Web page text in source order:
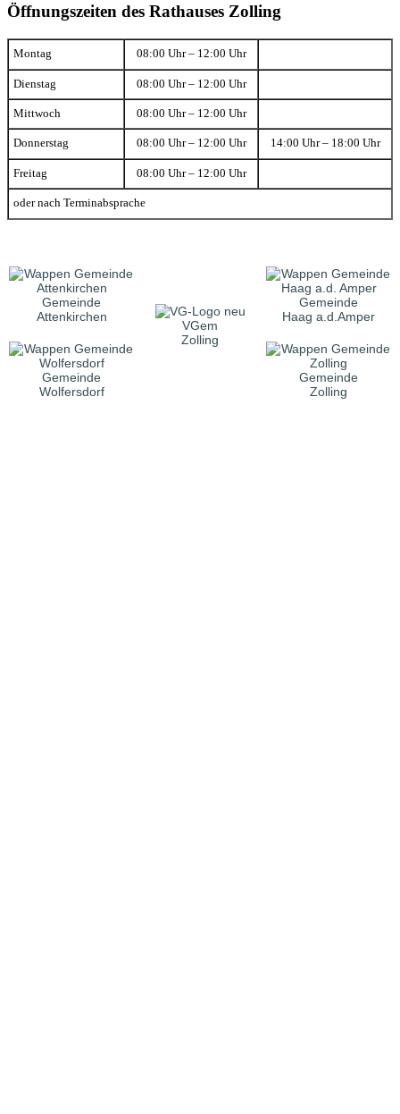
Öffnungszeiten des Rathauses Zolling
Montag 08:00 Uhr – 12:00 Uhr
Dienstag 08:00 Uhr – 12:00 Uhr
Mittwoch 08:00 Uhr – 12:00 Uhr
Donnerstag 08:00 Uhr – 12:00 Uhr 14:00 Uhr – 18:00 Uhr
Freitag 08:00 Uhr – 12:00 Uhr
oder nach Terminabsprache
Gemeinde
Attenkirchen
VGem
Zolling
Gemeinde
Haag a.d.Amper
Gemeinde
Wolfersdorf
Gemeinde
Zolling